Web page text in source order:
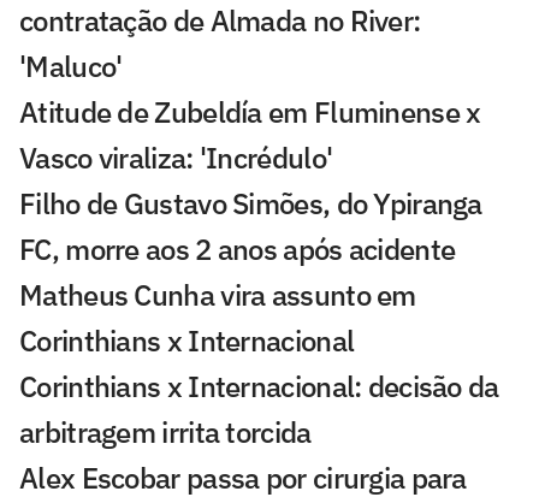
contratação de Almada no River:
'Maluco'
Atitude de Zubeldía em Fluminense x
Vasco viraliza: 'Incrédulo'
Filho de Gustavo Simões, do Ypiranga
FC, morre aos 2 anos após acidente
Matheus Cunha vira assunto em
Corinthians x Internacional
Corinthians x Internacional: decisão da
arbitragem irrita torcida
Alex Escobar passa por cirurgia para